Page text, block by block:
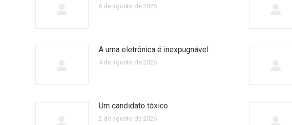
6 de agosto de 2026
A urna eletrônica é inexpugnável
4 de agosto de 2026
Um candidato tóxico
2 de agosto de 2026